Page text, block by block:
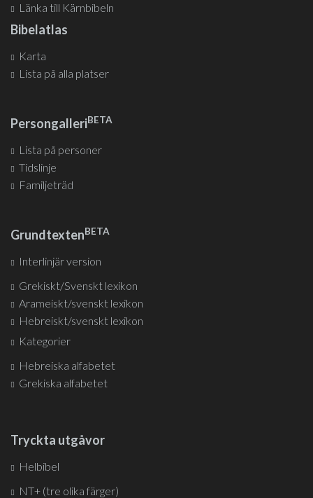
Länka till Kärnbibeln
Bibelatlas
Karta
Lista på alla platser
PersongalleriBETA
Lista på personer
Tidslinje
Familjeträd
GrundtextenBETA
Interlinjär version
Grekiskt/Svenskt lexikon
Arameiskt/svenskt lexikon
Hebreiskt/svenskt lexikon
Kategorier
Hebreiska alfabetet
Grekiska alfabetet
Tryckta utgåvor
Helbibel
NT+ (tre olika färger)